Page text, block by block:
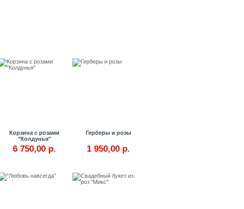
Корзина с розами
"Колдунья"
6 750,00 р.
Герберы и розы
1 950,00 р.